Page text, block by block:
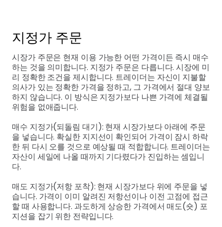
지정가 주문
시장가 주문은 현재 이용 가능한 어떤 가격이든 즉시 매수
하는 것을 의미합니다. 지정가 주문은 다릅니다. 시장에 미
리 정확한 조건을 제시합니다. 트레이더는 자신이 지불할
의사가 있는 정확한 가격을 정하고, 그 가격에서 절대 양보
하지 않습니다. 이 방식은 지정가보다 나쁜 가격에 체결될
위험을 없애줍니다.
매수 지정가(되돌림 대기): 현재 시장가보다 아래에 주문
을 넣습니다. 확실한 지지선이 확인되어 가격이 잠시 하락
한 뒤 다시 오를 것으로 예상될 때 적합합니다. 트레이더는
자산이 세일에 나올 때까지 기다렸다가 진입하는 셈입니
다.
매도 지정가(저항 포착): 현재 시장가보다 위에 주문을 넣
습니다. 가격이 이미 알려진 저항선이나 이전 고점에 접근
할 때 사용합니다. 과도하게 상승한 가격에서 매도(숏) 포
지션을 잡기 위한 전략입니다.